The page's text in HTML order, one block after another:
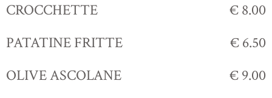
CROCCHETTE
€ 8.00
PATATINE FRITTE
€ 6.50
OLIVE ASCOLANE
€ 9.00